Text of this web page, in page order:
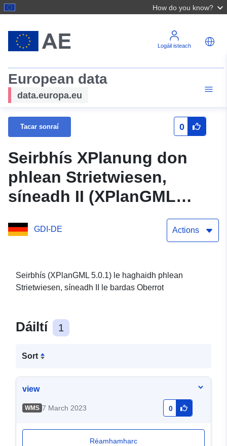
How do you know?
Logáil isteach
European data
data.europa.eu
Tacar sonraí 0
Seirbhís XPlanung don
phlean Strietwiesen,
síneadh II (XPlanGML
GDI-DE Actions
Seirbhís (XPlanGML 5.0.1) le haghaidh phlean
Strietwiesen, síneadh II le bardas Oberrot
Dáiltí 1
Sort
view
WMS 7 March 2023 0
Réamhamharc